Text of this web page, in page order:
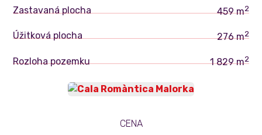
Zastavaná plocha 459 m2
Úžitková plocha 276 m2
Rozloha pozemku 1 829 m2
CENA